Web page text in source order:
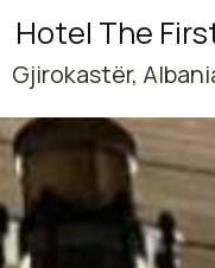
Hotel The
Gjirokastër,